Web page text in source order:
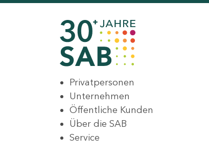
Privatpersonen
Unternehmen
Öffentliche Kunden
Über die SAB
Service